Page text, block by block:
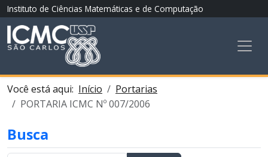
Instituto de Ciências Matemáticas e de Computação
Você está aqui: Início
Portarias
PORTARIA ICMC Nº 007/2006
Busca